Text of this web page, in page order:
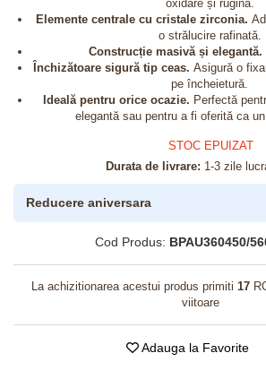
oxidare și rugină.
Elemente centrale cu cristale zirconia.
o strălucire rafinată.
Construcție masivă și elegantă.
Închizătoare sigură tip ceas. Asigură o
pe încheietură.
Ideală pentru orice ocazie. Perfectă
elegantă sau pentru a fi oferită ca
STOC EPUIZAT
Durata de livrare: 1-3 zile
Reducere aniversara
Cod Produs: BPAU360450/
La achizitionarea acestui produs primiti 17
viitoare
Adauga la Favorite